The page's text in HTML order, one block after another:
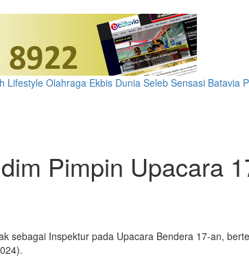
Lifestyle Olahraga Ekbis Dunia Seleb Sensasi Batavia
Pimpin Upacara
sebagai Inspektur pada Upacara Bendera 17-an,